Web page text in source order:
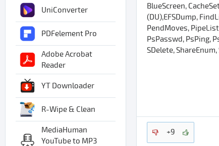
BlueScreen,
(DU),EFSDump,
PendMoves,
PsPasswd, PsPing,
SDelete,
+9
UniConverter
PDFelement Pro
Adobe Acrobat
Reader
YT Downloader
R-Wipe & Clean
MediaHuman
YouTube to MP3